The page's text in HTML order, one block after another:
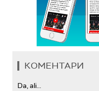
КОМЕНТАРИ
Da, ali...